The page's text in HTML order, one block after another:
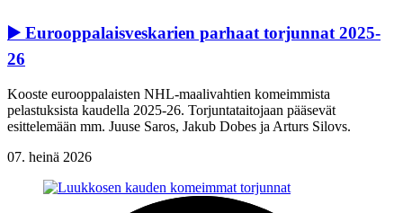
▶️ Eurooppalaisveskarien parhaat torjunnat 2025-
26
Kooste eurooppalaisten NHL-maalivahtien komeimmista
pelastuksista kaudella 2025-26. Torjuntataitojaan pääsevät
esittelemään mm. Juuse Saros, Jakub Dobes ja Arturs Silovs.
07. heinä 2026